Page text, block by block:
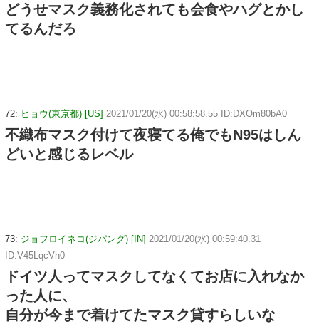
どうせマスク義務化されても会食やハグとかし
てるんだろ
72: ヒョウ(東京都) [US] 2021/01/20(水) 00:58:58.55 ID:DXOm80bA0
不織布マスク付けて夜寝てる俺でもN95はしん
どいと感じるレベル
73: ジョフロイネコ(ジパング) [IN] 2021/01/20(水) 00:59:40.31
ID:V45LqcVh0
ドイツ人ってマスクしてなくてお店に入れなか
った人に、
自分が今まで着けてたマスク貸すらしいな